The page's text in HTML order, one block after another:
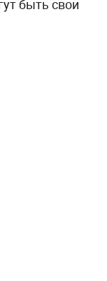
быть свои